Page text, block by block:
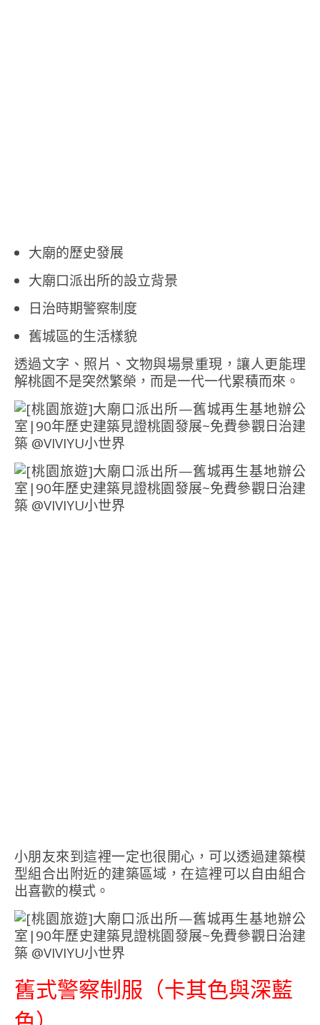
大廟的歷史發展
大廟口派出所的設立背景
日治時期警察制度
舊城區的生活樣貌
透過文字、照片、文物與場景重現，讓人更能理
解桃園不是突然繁榮，而是一代一代累積而來。
小朋友來到這裡一定也很開心，可以透過建築模
型組合出附近的建築區域，在這裡可以自由組合
出喜歡的模式。
舊式警察制服（卡其色與深藍